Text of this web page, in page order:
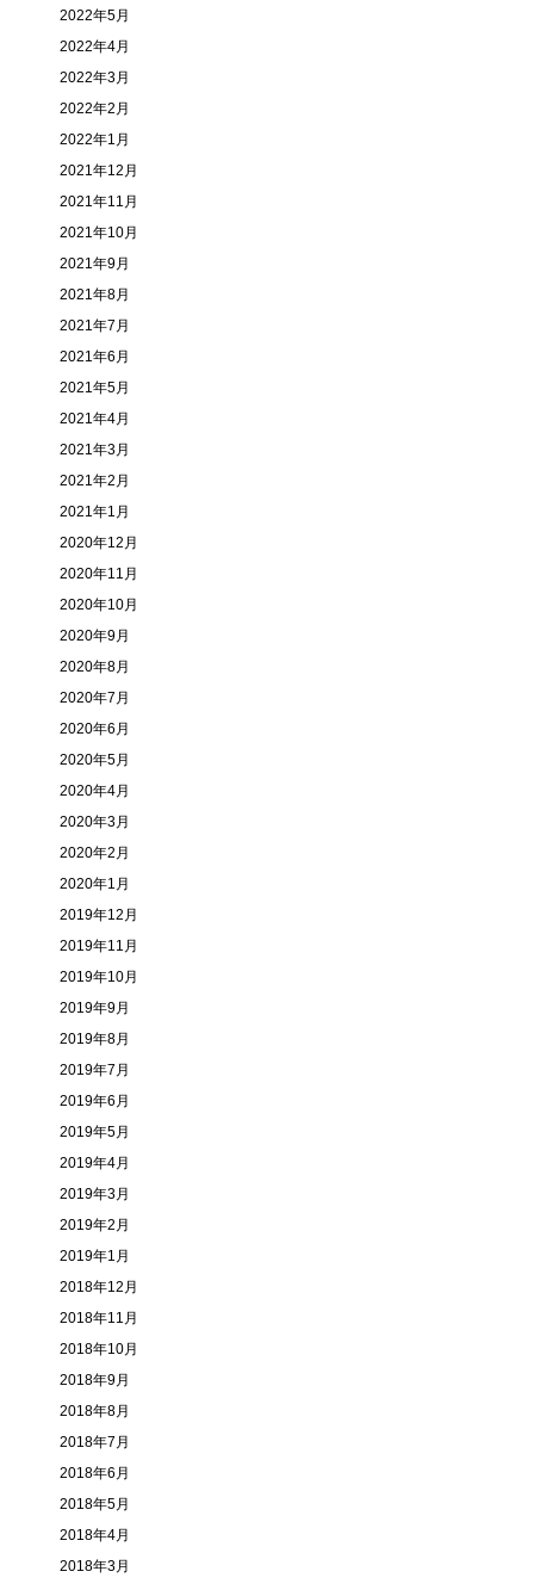
2022年5月
2022年4月
2022年3月
2022年2月
2022年1月
2021年12月
2021年11月
2021年10月
2021年9月
2021年8月
2021年7月
2021年6月
2021年5月
2021年4月
2021年3月
2021年2月
2021年1月
2020年12月
2020年11月
2020年10月
2020年9月
2020年8月
2020年7月
2020年6月
2020年5月
2020年4月
2020年3月
2020年2月
2020年1月
2019年12月
2019年11月
2019年10月
2019年9月
2019年8月
2019年7月
2019年6月
2019年5月
2019年4月
2019年3月
2019年2月
2019年1月
2018年12月
2018年11月
2018年10月
2018年9月
2018年8月
2018年7月
2018年6月
2018年5月
2018年4月
2018年3月